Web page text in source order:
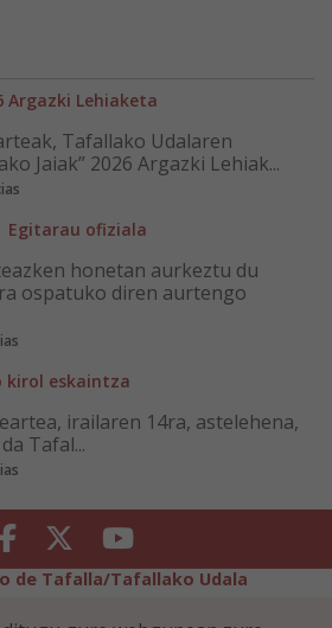
Argazki Lehiaketa
Tafallako Udalaren
Jaiak” 2026 Argazki Lehiak...
Egitarau ofiziala
honetan aurkeztu du
ospatuko diren aurtengo
kirol eskaintza
irailaren 14ra, astelehena,
Tafal...
Facebook Twitter Youtube
de Tafalla/Tafallako Udala